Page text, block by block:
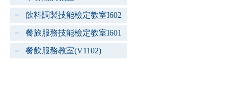
飲料調製技能檢定教室I602
餐旅服務技能檢定教室I601
餐飲服務教室(V1102)